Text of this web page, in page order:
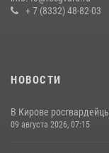
+ 7 (8332) 48-82-03
НОВОСТИ
В Кирове
09 августа 2026, 07:15